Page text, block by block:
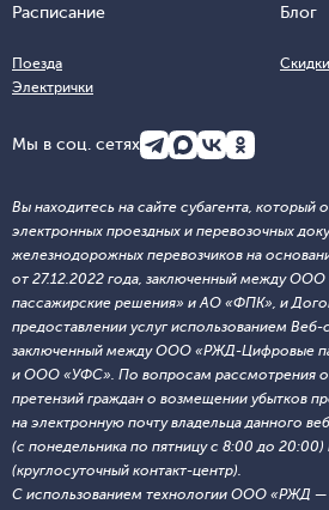
Расписание
Поезда
Электрички
Блог
Мы в соц. сетях
Вы находитесь на сайте субагента,
электронных проездных и перевозочных
железнодорожных перевозчиков на
от 27.12.2022 года, заключенный между
пассажирские решения» и АО «ФПК», и
предоставлении услуг использованием Веб-
заключенный между ООО «РЖД-Цифровые
и ООО «УФС». По вопросам рассмотрения
претензий граждан о возмещении убытков
на электронную почту владельца данного
(с понедельника по пятницу с 8:00 до 20:00)
(круглосуточный контакт-центр).
С использованием технологии ООО «РЖД